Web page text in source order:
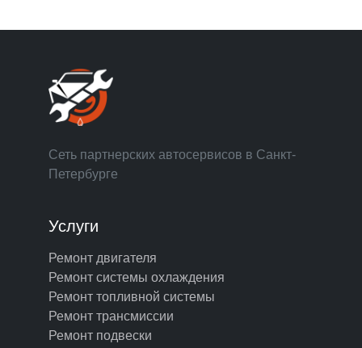
Сеть партнерских автосервисов в Санкт-
Петербурге
Услуги
Ремонт двигателя
Ремонт системы охлаждения
Ремонт топливной системы
Ремонт трансмиссии
Ремонт подвески